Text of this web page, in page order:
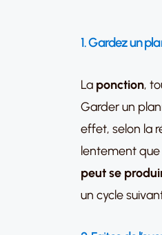
1. Gardez un
La ponction,
Garder un
effet, selon la
lentement que
peut se
un cycle